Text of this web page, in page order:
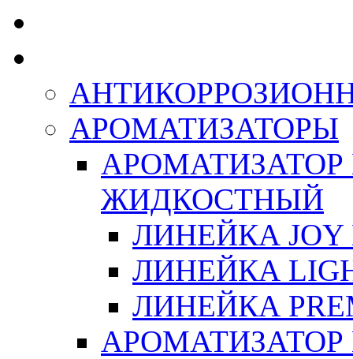
АРОМАТИЗАТОРЫ
ЖИДКОСТНЫЙ
ЛИНЕЙКА JOY
ЛИНЕЙКА
ЛИНЕЙКА